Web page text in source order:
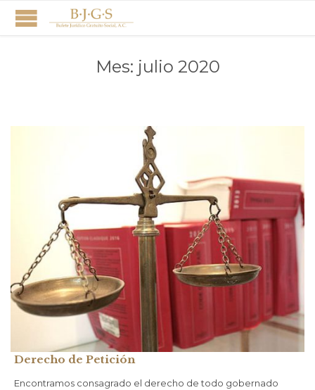
Mes: julio 2020
Derecho de Petición
Encontramos consagrado el derecho de todo gobernado